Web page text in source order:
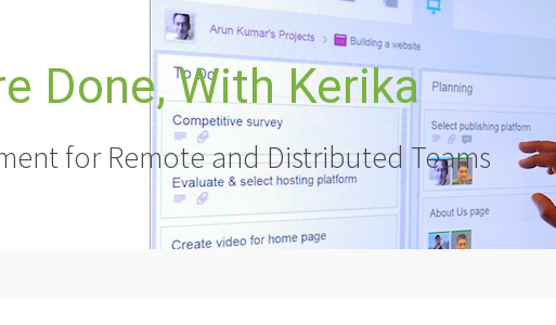
Done, With Kerika
for Remote and Distributed Teams